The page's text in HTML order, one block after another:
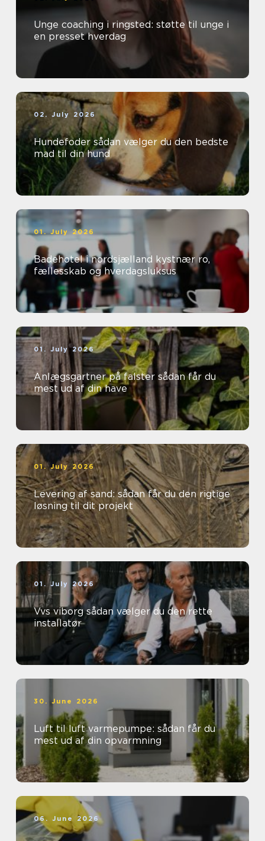
Unge coaching i ringsted: støtte til unge i
en presset hverdag
02. July 2026
Hundefoder sådan vælger du den bedste
mad til din hund
01. July 2026
Badehotel i nordsjælland kystnær ro,
fællesskab og hverdagsluksus
01. July 2026
Anlægsgartner på falster sådan får du
mest ud af din have
01. July 2026
Levering af sand: sådan får du den rigtige
løsning til dit projekt
01. July 2026
Vvs viborg sådan vælger du den rette
installatør
30. June 2026
Luft til luft varmepumpe: sådan får du
mest ud af din opvarmning
06. June 2026